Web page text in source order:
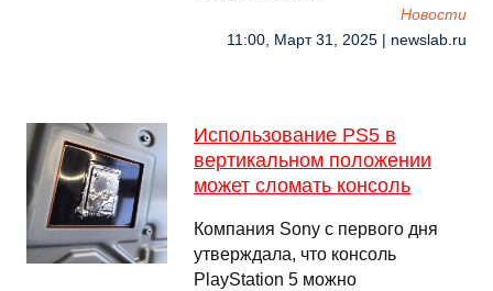
Новости
11:00, Март 31, 2025 | newslab.ru
Использование PS5 в
вертикальном положении
может сломать консоль
Компания Sony с первого дня
утверждала, что консоль
PlayStation 5 можно